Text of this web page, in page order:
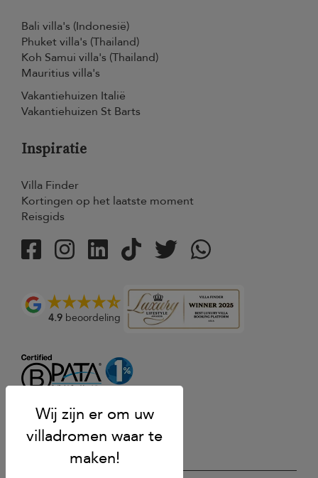
Bali villa's (Indonesië)
Phuket villa's (Thailand)
Koh Samui villa's (Thailand)
Mauritius villa's
Vakantiehuizen Italië
Vakantiehuizen St Barts
Inspiratie
Villa Finder
Kortingen op het laatste moment
Reisgids
4.9 beoordeling